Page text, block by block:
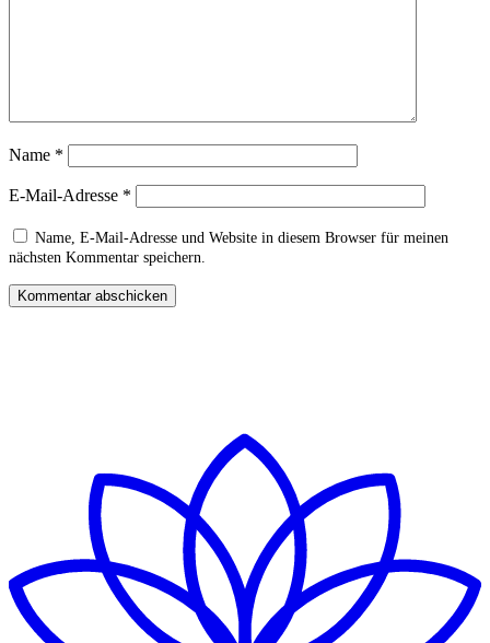
Name *
E-Mail-Adresse *
Name, E-Mail-Adresse und Website in diesem Browser für meinen
nächsten Kommentar speichern.